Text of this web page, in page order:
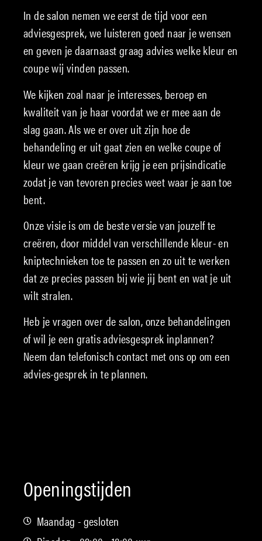
In de salon nemen we eerst de tijd voor een
adviesgesprek, we luisteren goed naar je wensen
en geven je daarnaast graag advies welke kleur en
coupe wij vinden passen.
We kijken zoal naar je interesses, beroep en
kwaliteit van je haar voordat we er mee aan de
slag gaan. Als we er over uit zijn hoe de
behandeling er uit gaat zien en welke coupe of
kleur we gaan creëren krijg je een prijsindicatie
zodat je van tevoren precies weet waar je aan toe
bent.
Onze visie is om de beste versie van jouzelf te
creëren, door middel van verschillende kleur- en
kniptechnieken toe te passen en zo uit te werken
dat ze precies passen bij wie jij bent en wat je uit
wilt stralen.
Heb je vragen over de salon, onze behandelingen
of wil je een gratis adviesgesprek inplannen?
Neem dan telefonisch contact met ons op om een
advies-gesprek in te plannen.
Openingstijden
Maandag - gesloten